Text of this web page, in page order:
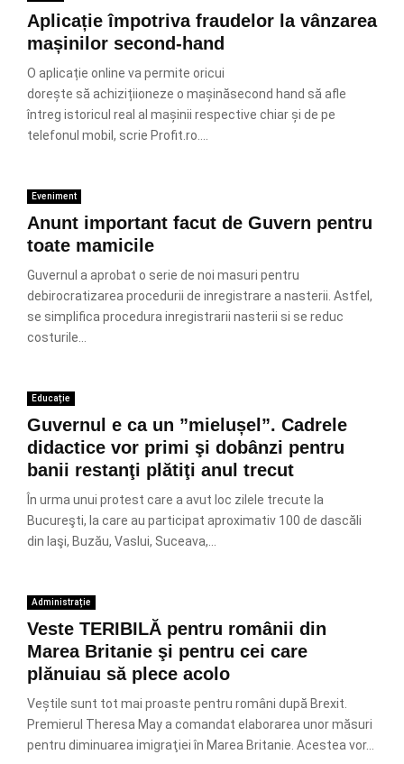
Aplicație împotriva fraudelor la vânzarea
mașinilor second-hand
O aplicație online va permite oricui
dorește să achizițiioneze o mașinăsecond hand să afle
întreg istoricul real al mașinii respective chiar și de pe
telefonul mobil, scrie Profit.ro....
Eveniment
Anunt important facut de Guvern pentru
toate mamicile
Guvernul a aprobat o serie de noi masuri pentru
debirocratizarea procedurii de inregistrare a nasterii. Astfel,
se simplifica procedura inregistrarii nasterii si se reduc
costurile...
Educație
Guvernul e ca un ”mielușel”. Cadrele
didactice vor primi şi dobânzi pentru
banii restanţi plătiţi anul trecut
În urma unui protest care a avut loc zilele trecute la
Bucureşti, la care au participat aproximativ 100 de dascăli
din Iaşi, Buzău, Vaslui, Suceava,...
Administrație
Veste TERIBILĂ pentru românii din
Marea Britanie şi pentru cei care
plănuiau să plece acolo
Veștile sunt tot mai proaste pentru români după Brexit.
Premierul Theresa May a comandat elaborarea unor măsuri
pentru diminuarea imigraţiei în Marea Britanie. Acestea vor...